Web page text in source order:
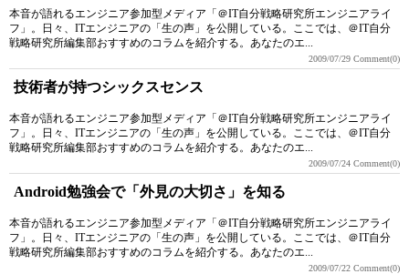
本音が語れるエンジニア参加型メディア「＠IT自分戦略研究所エンジニアライ
フ」。日々、ITエンジニアの「生の声」を公開している。ここでは、＠IT自分
戦略研究所編集部おすすめのコラムを紹介する。あなたのエ...
2009/07/29 Comment(0)
技術者が持つシックスセンス
本音が語れるエンジニア参加型メディア「＠IT自分戦略研究所エンジニアライ
フ」。日々、ITエンジニアの「生の声」を公開している。ここでは、＠IT自分
戦略研究所編集部おすすめのコラムを紹介する。あなたのエ...
2009/07/24 Comment(0)
Android勉強会で「外見の大切さ」を知る
本音が語れるエンジニア参加型メディア「＠IT自分戦略研究所エンジニアライ
フ」。日々、ITエンジニアの「生の声」を公開している。ここでは、＠IT自分
戦略研究所編集部おすすめのコラムを紹介する。あなたのエ...
2009/07/22 Comment(0)